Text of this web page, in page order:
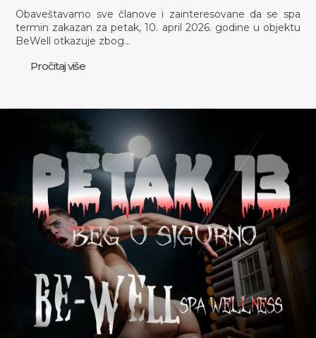
Obaveštavamo sve članove i zainteresovane da se spa
termin zakazan za petak, 10. april 2026. godine u objektu
BeWell otkazuje zbog…
Pročitaj više